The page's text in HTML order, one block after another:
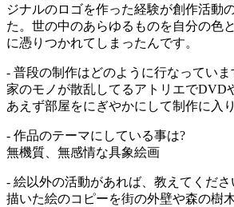
ジナルのロゴを作った経験が創作活動
た。世の中のあらゆるものを自分の色
に憑りつかれてしまったんです。
- 普段の制作はどのように行なっていま
家のモノが散乱してるアトリエでDVD
あえず部屋をにぎやかにして制作に入り
- 作品のテーマにしている事は?
無機質、無感情な具象絵画
- 絵以外の活動があれば、教えてくださ
描いた絵のコピーを街の外壁や森の樹